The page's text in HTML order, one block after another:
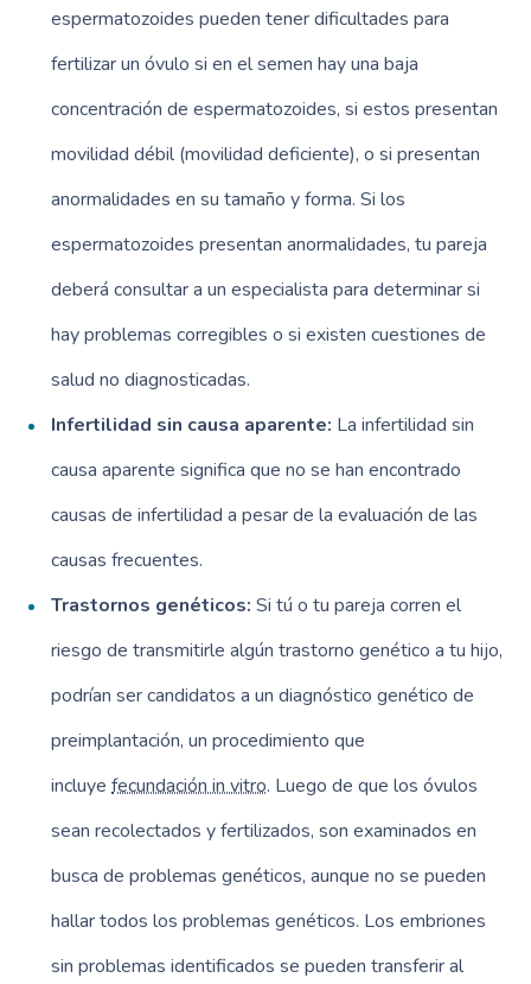
espermatozoides pueden tener dificultades para
fertilizar un óvulo si en el semen hay una baja
concentración de espermatozoides, si estos presentan
movilidad débil (movilidad deficiente), o si presentan
anormalidades en su tamaño y forma. Si los
espermatozoides presentan anormalidades, tu pareja
deberá consultar a un especialista para determinar si
hay problemas corregibles o si existen cuestiones de
salud no diagnosticadas.
Infertilidad sin causa aparente: La infertilidad sin
causa aparente significa que no se han encontrado
causas de infertilidad a pesar de la evaluación de las
causas frecuentes.
Trastornos genéticos: Si tú o tu pareja corren el
riesgo de transmitirle algún trastorno genético a tu hijo,
podrían ser candidatos a un diagnóstico genético de
preimplantación, un procedimiento que
incluyefecundación in vitro. Luego de que los óvulos
sean recolectados y fertilizados, son examinados en
busca de problemas genéticos, aunque no se pueden
hallar todos los problemas genéticos. Los embriones
sin problemas identificados se pueden transferir al